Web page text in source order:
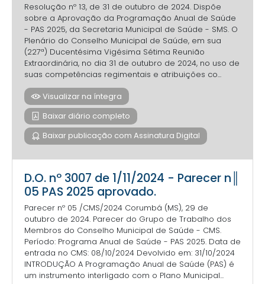
Resolução nº 13, de 31 de outubro de 2024. Dispõe
sobre a Aprovação da Programação Anual de Saúde
- PAS 2025, da Secretaria Municipal de Saúde - SMS. O
Plenário do Conselho Municipal de Saúde, em sua
(227ª) Ducentésima Vigésima Sétima Reunião
Extraordinária, no dia 31 de outubro de 2024, no uso de
suas competências regimentais e atribuições co...
Visualizar na íntegra
Baixar diário completo
Baixar publicação com Assinatura Digital
D.O. nº 3007 de 1/11/2024 - Parecer n║
05 PAS 2025 aprovado.
Parecer nº 05 /CMS/2024 Corumbá (MS), 29 de
outubro de 2024. Parecer do Grupo de Trabalho dos
Membros do Conselho Municipal de Saúde - CMS.
Período: Programa Anual de Saúde - PAS 2025. Data de
entrada no CMS: 08/10/2024 Devolvido em: 31/10/2024
INTRODUÇÃO A Programação Anual de Saúde (PAS) é
um instrumento interligado com o Plano Municipal...